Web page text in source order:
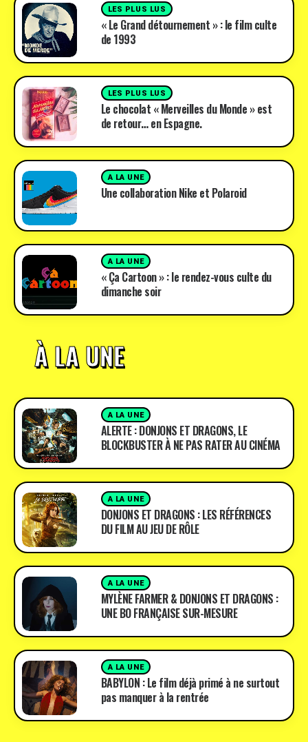
LES PLUS LUS
« Le Grand détournement » : le film culte
de 1993
LES PLUS LUS
Le chocolat « Merveilles du Monde » est
de retour… en Espagne.
A LA UNE
Une collaboration Nike et Polaroid
A LA UNE
« Ça Cartoon » : le rendez-vous culte du
dimanche soir
À LA UNE
A LA UNE
ALERTE : DONJONS ET DRAGONS, LE
BLOCKBUSTER À NE PAS RATER AU CINÉMA
A LA UNE
DONJONS ET DRAGONS : LES RÉFÉRENCES
DU FILM AU JEU DE RÔLE
A LA UNE
MYLÈNE FARMER & DONJONS ET DRAGONS :
UNE BO FRANÇAISE SUR-MESURE
A LA UNE
BABYLON : Le film déjà primé à ne surtout
pas manquer à la rentrée